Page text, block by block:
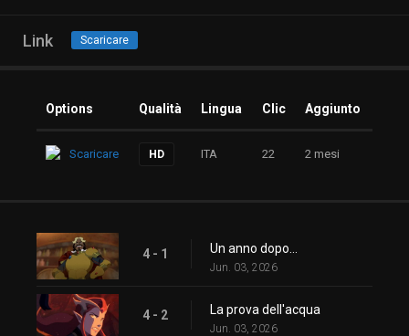
Link Scaricare
Options Qualità Lingua Clic Aggiunto
Scaricare HD ITA 22 2 mesi
4 - 1 Un anno dopo…
Jun. 03, 2026
4 - 2 La prova dell'acqua
Jun. 03, 2026